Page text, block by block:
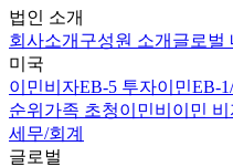
법인 소개
회사소개 구성원 소개 글로벌
미국
이민비자EB-5 투자이민EB-
순위 가족 초청이민비이민
세무/회계
글로벌